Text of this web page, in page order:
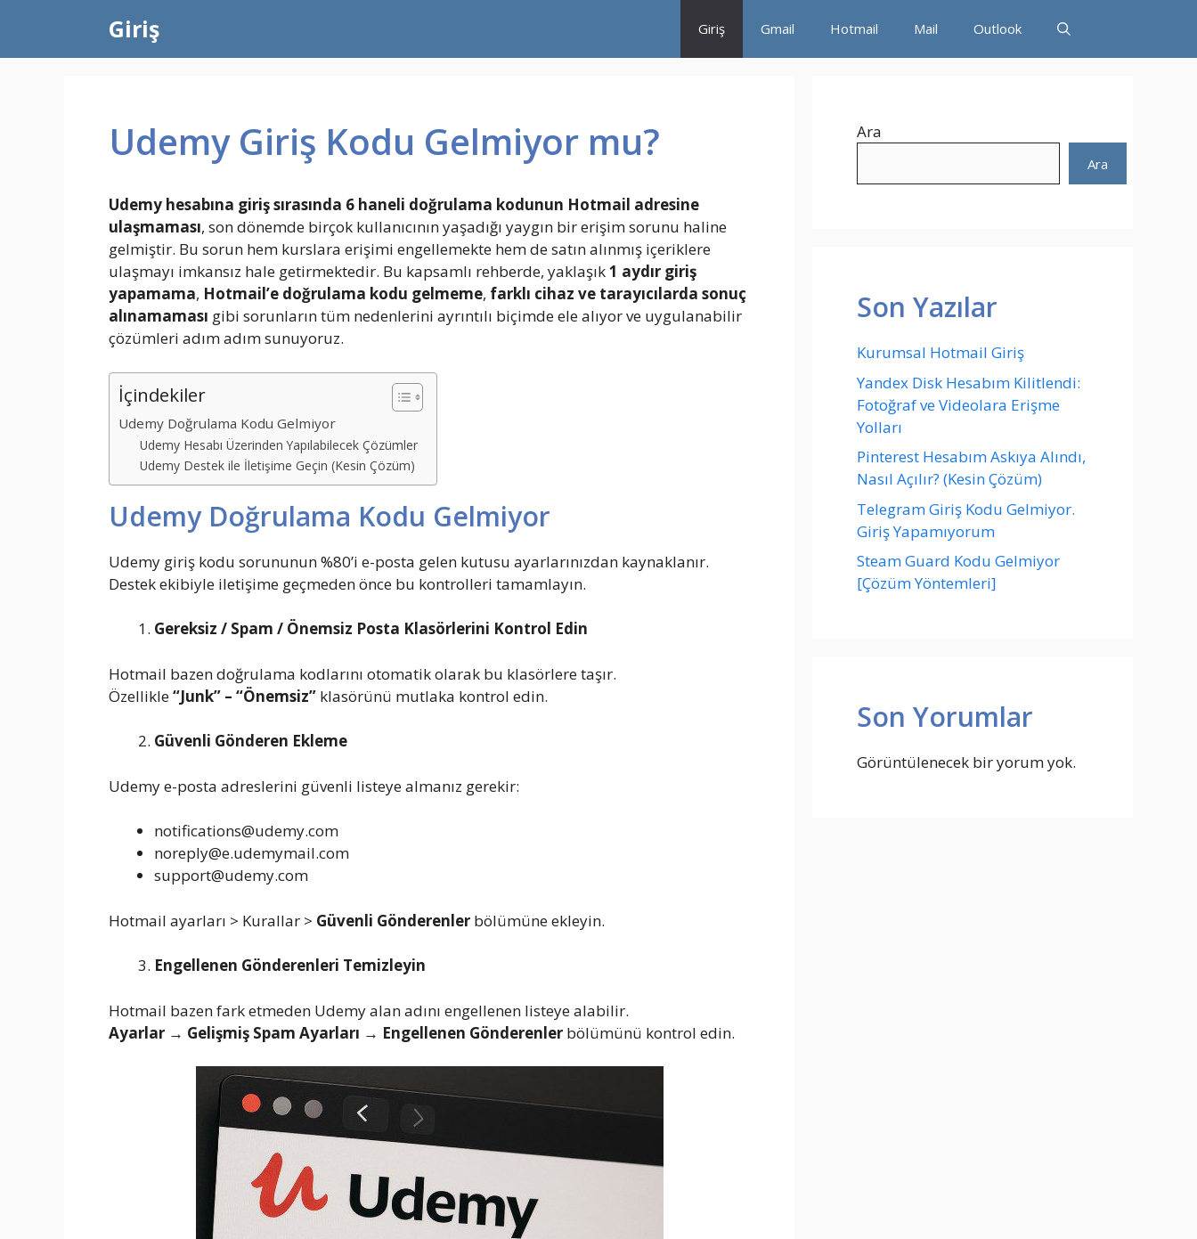
Giriş Giriş Gmail Hotmail Mail Outlook
Udemy Giriş Kodu Gelmiyor mu?
Udemy hesabına giriş sırasında 6 haneli doğrulama kodunun Hotmail adresine
ulaşmaması, son dönemde birçok kullanıcının yaşadığı yaygın bir erişim sorunu haline
gelmiştir. Bu sorun hem kurslara erişimi engellemekte hem de satın alınmış içeriklere
ulaşmayı imkansız hale getirmektedir. Bu kapsamlı rehberde, yaklaşık1 aydır giriş
yapamama, Hotmail’e doğrulama kodu gelmeme, farklı cihaz ve tarayıcılarda sonuç
alınamaması gibi sorunların tüm nedenlerini ayrıntılı biçimde ele alıyor ve uygulanabilir
çözümleri adım adım sunuyoruz.
İçindekiler
Udemy Doğrulama Kodu Gelmiyor
Udemy Hesabı Üzerinden Yapılabilecek Çözümler
Udemy Destek ile İletişime Geçin (Kesin Çözüm)
Udemy Doğrulama Kodu Gelmiyor
Udemy giriş kodu sorununun %80’i e-posta gelen kutusu ayarlarınızdan kaynaklanır.
Destek ekibiyle iletişime geçmeden önce bu kontrolleri tamamlayın.
Gereksiz / Spam / Önemsiz Posta Klasörlerini Kontrol Edin
Hotmail bazen doğrulama kodlarını otomatik olarak bu klasörlere taşır.
Özellikle“Junk” – “Önemsiz” klasörünü mutlaka kontrol edin.
Güvenli Gönderen Ekleme
Udemy e-posta adreslerini güvenli listeye almanız gerekir:
notifications@udemy.com
noreply@e.udemymail.com
support@udemy.com
Hotmail ayarları > Kurallar > Güvenli Gönderenler bölümüne ekleyin.
Engellenen Gönderenleri Temizleyin
Hotmail bazen fark etmeden Udemy alan adını engellenen listeye alabilir.
Ayarlar → Gelişmiş Spam Ayarları → Engellenen Gönderenler bölümünü kontrol edin.
Ara
Ara
Son Yazılar
Kurumsal Hotmail Giriş
Yandex Disk Hesabım Kilitlendi:
Fotoğraf ve Videolara Erişme
Yolları
Pinterest Hesabım Askıya Alındı,
Nasıl Açılır? (Kesin Çözüm)
Telegram Giriş Kodu Gelmiyor.
Giriş Yapamıyorum
Steam Guard Kodu Gelmiyor
[Çözüm Yöntemleri]
Son Yorumlar
Görüntülenecek bir yorum yok.